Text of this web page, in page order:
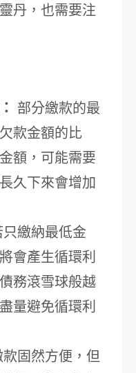
丹，也需要注
部分繳款的最
款金額的比
額，可能需要
久下來會增加
只繳納最低金
會產生循環利
務滾雪球般越
量避免循環利
款固然方便，但